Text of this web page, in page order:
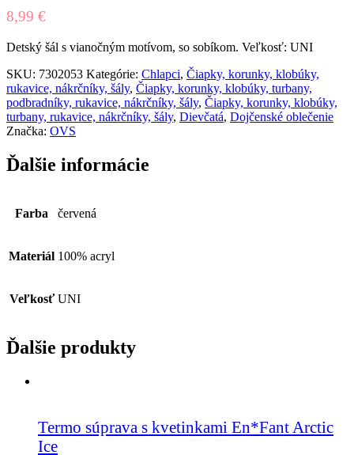
8,99 €
Detský šál s vianočným motívom, so sobíkom. Veľkosť: UNI
SKU: 7302053 Kategórie: Chlapci, Čiapky, korunky, klobúky,
rukavice, nákrčníky, šály, Čiapky, korunky, klobúky, turbany,
podbradníky, rukavice, nákrčníky, šály, Čiapky, korunky, klobúky,
turbany, rukavice, nákrčníky, šály, Dievčatá, Dojčenské oblečenie
Značka: OVS
Ďalšie informácie
Farba červená
Materiál 100% acryl
Veľkosť UNI
Ďalšie produkty
Termo súprava s kvetinkami En*Fant Arctic
Ice